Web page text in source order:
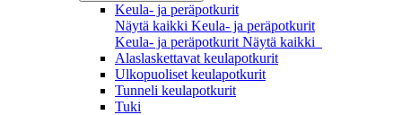
Keula- ja peräpotkurit
Näytä kaikki Keula- ja peräpotkurit
Keula- ja peräpotkurit Näytä kaikki
Alaslaskettavat keulapotkurit
Ulkopuoliset keulapotkurit
Tunneli keulapotkurit
Tuki